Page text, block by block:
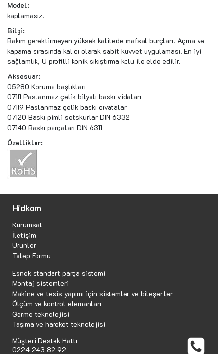
Model:
kaplamasız.
Bilgi:
Bakım gerektirmeyen yüksek kalitede mafsal burçları. Açma ve
kapama sırasında kalıcı olarak sabit kuvvet uygulaması. En iyi
sağlamlık, U profilli konik sıkıştırma kolu ile elde edilir.
Aksesuar:
05280 Koruma başlıkları
07111 Paslanmaz çelik bilyalı baskı vidaları
07119 Paslanmaz çelik baskı cıvataları
07120 Baskı pimli setskurlar DIN 6332
07140 Baskı parçaları DIN 6311
Özellikler:
Hidkom
Kurumsal
İletişim
Ürünler
Talep Formu
Esnek standart parça sistemi
Montaj sistemleri
Makine ve tesis yapımı için sistemler ve bileşenler
Ölçüm ve kontrol elemanları
Germe teknolojisi
Taşıma ve hareket teknolojisi
Müşteri Destek Hattı
0224 243 82 92